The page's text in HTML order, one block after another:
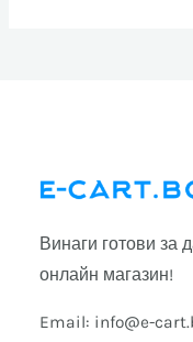
Винаги готови за
онлайн магазин!
Email: info@e-